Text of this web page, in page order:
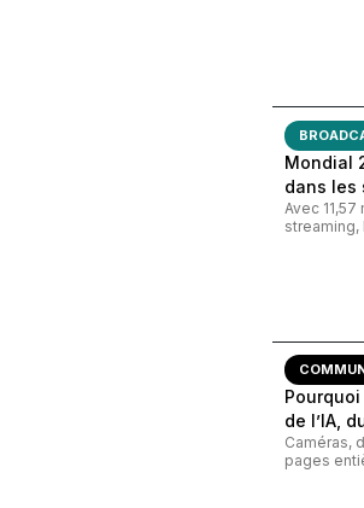
Mondial
dans les
Avec
streaming,
de l’IA,
Caméras,
pages